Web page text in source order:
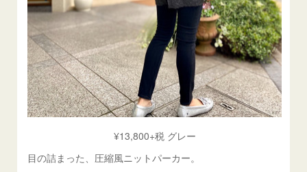
¥13,800+税 グレー
目の詰まった、圧縮風ニットパーカー。